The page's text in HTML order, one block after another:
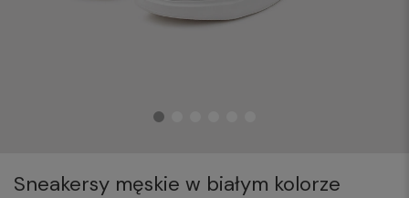
Sneakersy męskie w białym kolorze